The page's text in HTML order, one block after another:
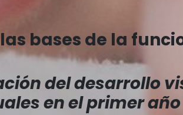
bases de la
del desarrollo
en el primer